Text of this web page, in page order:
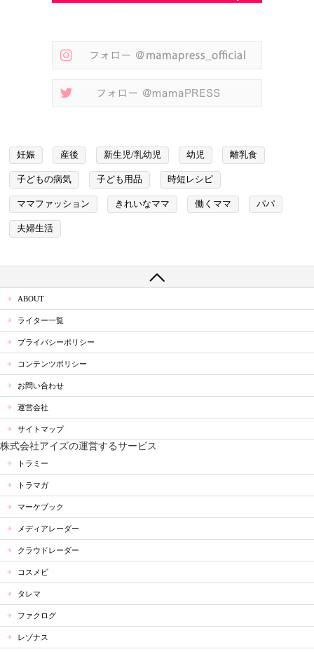
妊娠 産後 新生児/乳幼児 幼児 離乳食
子どもの病気 子ども用品 時短レシピ
ママファッション きれいなママ 働くママ パパ
夫婦生活
ABOUT
ライター一覧
プライバシーポリシー
コンテンツポリシー
お問い合わせ
運営会社
サイトマップ
株式会社アイズの運営するサービス
トラミー
トラマガ
マーケブック
メディアレーダー
クラウドレーダー
コスメビ
タレマ
ファクログ
レゾナス